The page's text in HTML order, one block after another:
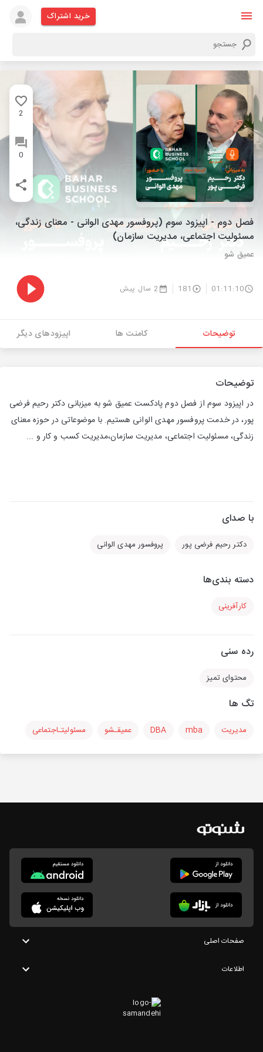
خرید اشتراک
2
0
فصل دوم - اپیزود سوم (پروفسور مهدی الوانی - معنای زندگی،
مسئولیت اجتماعی، مدیریت سازمان)
عمیق شو
01:11:10
181 2 سال پیش
توضیحات کامنت ها اپیزودهای دیگر
توضیحات
در اپیزود سوم از فصل دوم پادکست عمیق شو به میزبانی دکتر رحیم فرضی
پور، در خدمت پروفسور مهدی الوانی هستیم. با موضوعاتی در حوزه معنای
زندگی، مسئولیت اجتماعی، مدیریت سازمان،‌مدیریت کسب و کار و ...
با صدای
دکتر رحیم فرضی پور پروفسور مهدی الوانی
دسته بندی‌ها
کارآفرینی
رده سنی
محتوای تمیز
تگ ها
مدیریت mba
DBA عمیقـشو مسئولیتـاجتماعی
صفحات اصلی
اطلاعات